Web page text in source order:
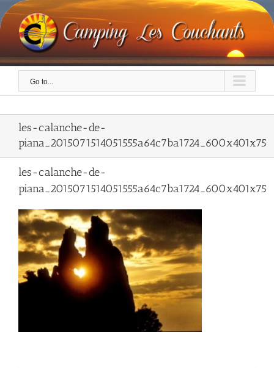
Skip
to
content
Go to...
les-calanche-de-
piana_2015071514051555a64c7ba1724_600x401x75
les-calanche-de-
piana_2015071514051555a64c7ba1724_600x401x75